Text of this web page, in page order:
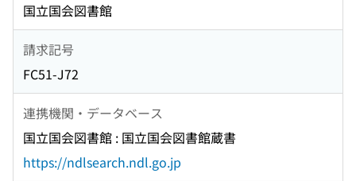
国立国会図書館
請求記号
FC51-J72
連携機関・データベース
国立国会図書館 : 国立国会図書館蔵書
https://ndlsearch.ndl.go.jp